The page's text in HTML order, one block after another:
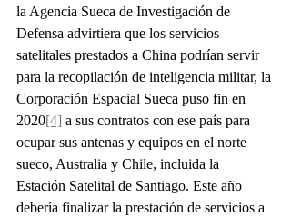
la Agencia Sueca de Investigación de
Defensa advirtiera que los servicios
satelitales prestados a China podrían servir
para la recopilación de inteligencia militar, la
Corporación Espacial Sueca puso fin en
2020[4] a sus contratos con ese país para
ocupar sus antenas y equipos en el norte
sueco, Australia y Chile, incluida la
Estación Satelital de Santiago. Este año
debería finalizar la prestación de servicios a